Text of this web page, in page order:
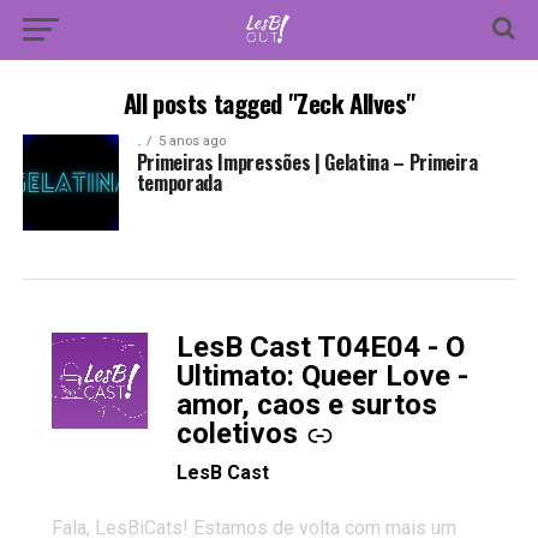
All posts tagged "Zeck Allves"
. 5 anos ago
Primeiras Impressões | Gelatina – Primeira
temporada
LesB Cast T04E04 - O
Ultimato: Queer Love -
amor, caos e surtos
coletivos
-
LesB Cast
Fala, LesBiCats! Estamos de volta com mais um